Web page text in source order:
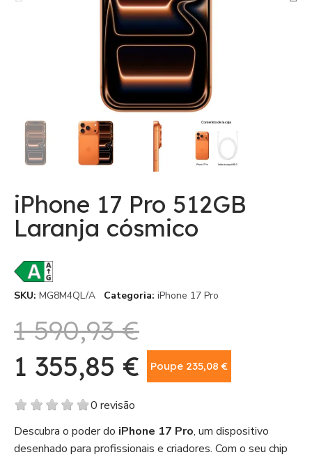
iPhone 17 Pro 512GB
Laranja cósmico
SKU MG8M4QL/A Categoria iPhone 17 Pro
1 590,93 €
1 355,85 €
Poupe 235,08 €
0 revisão
Descubra o poder do iPhone 17 Pro, um dispositivo
desenhado para profissionais e criadores. Com o seu chip